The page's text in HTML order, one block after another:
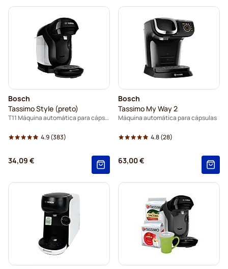
Bosch
Tassimo Style (preto)
T11 Máquina automática para cápsulas
4.9(383)
34,09 €
Bosch
Tassimo My Way 2
Máquina automática para cápsulas
4.8(28)
63,00 €